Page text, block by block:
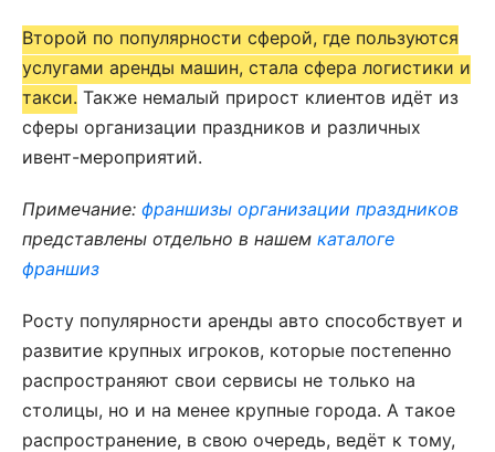
Второй по популярности сферой, где пользуются
услугами аренды машин, стала сфера логистики и
такси. Также немалый прирост клиентов идёт из
сферы организации праздников и различных
ивент-мероприятий.
Примечание: франшизы организации праздников
представлены отдельно в нашем каталоге
франшиз
Росту популярности аренды авто способствует и
развитие крупных игроков, которые постепенно
распространяют свои сервисы не только на
столицы, но и на менее крупные города. А такое
распространение, в свою очередь, ведёт к тому,